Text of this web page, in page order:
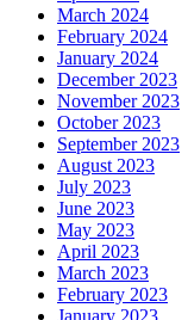
March 2024
February 2024
January 2024
December 2023
November 2023
October 2023
September 2023
August 2023
July 2023
June 2023
May 2023
April 2023
March 2023
February 2023
January 2023